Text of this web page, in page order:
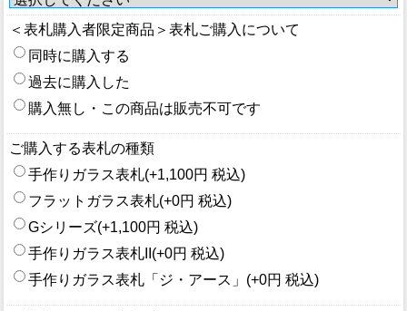
＜表札購入者限定商品＞表札ご購入について
同時に購入する
過去に購入した
購入無し・この商品は販売不可です
ご購入する表札の種類
手作りガラス表札(+1,100円 税込)
フラットガラス表札(+0円 税込)
Gシリーズ(+1,100円 税込)
手作りガラス表札II(+0円 税込)
手作りガラス表札「ジ・アース」(+0円 税込)